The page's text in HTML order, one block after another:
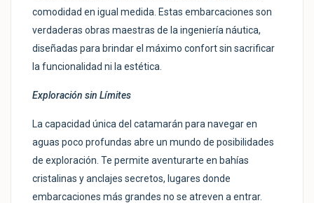
comodidad en igual medida. Estas embarcaciones son
verdaderas obras maestras de la ingeniería náutica,
diseñadas para brindar el máximo confort sin sacrificar
la funcionalidad ni la estética.
Exploración sin Límites
La capacidad única del catamarán para navegar en
aguas poco profundas abre un mundo de posibilidades
de exploración. Te permite aventurarte en bahías
cristalinas y anclajes secretos, lugares donde
embarcaciones más grandes no se atreven a entrar.